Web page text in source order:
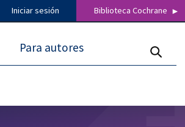
Iniciar sesión Biblioteca Cochrane
Para autores